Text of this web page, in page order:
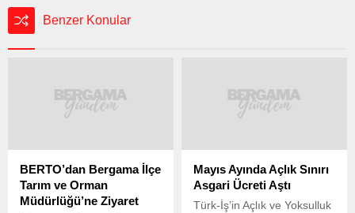
Benzer Konular
BERTO’dan Bergama İlçe
Tarım ve Orman
Müdürlüğü’ne Ziyaret
Mayıs Ayında Açlık Sınırı
Asgari Ücreti Aştı
Türk-İş’in Açlık ve Yoksulluk